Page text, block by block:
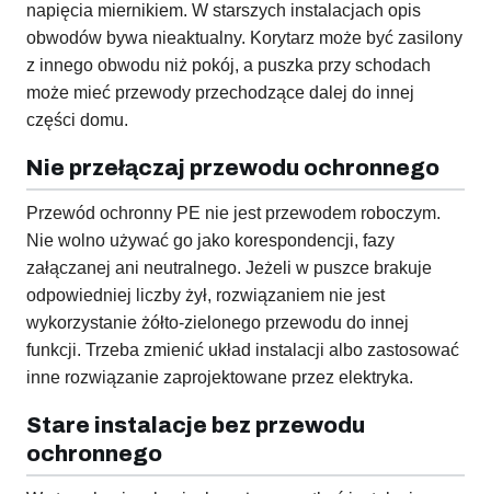
napięcia miernikiem. W starszych instalacjach opis
obwodów bywa nieaktualny. Korytarz może być zasilony
z innego obwodu niż pokój, a puszka przy schodach
może mieć przewody przechodzące dalej do innej
części domu.
Nie przełączaj przewodu ochronnego
Przewód ochronny PE nie jest przewodem roboczym.
Nie wolno używać go jako korespondencji, fazy
załączanej ani neutralnego. Jeżeli w puszce brakuje
odpowiedniej liczby żył, rozwiązaniem nie jest
wykorzystanie żółto-zielonego przewodu do innej
funkcji. Trzeba zmienić układ instalacji albo zastosować
inne rozwiązanie zaprojektowane przez elektryka.
Stare instalacje bez przewodu
ochronnego